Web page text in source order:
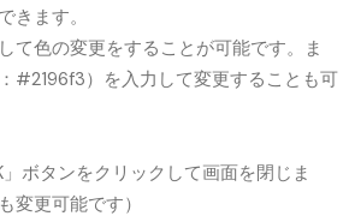
きます。
て色の変更をすることが可能です。ま
#2196f3）を入力して変更することも可
ボタンをクリックして画面を閉じま
変更可能です）